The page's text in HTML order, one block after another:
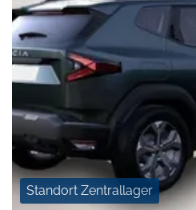
Standort Zentrallager